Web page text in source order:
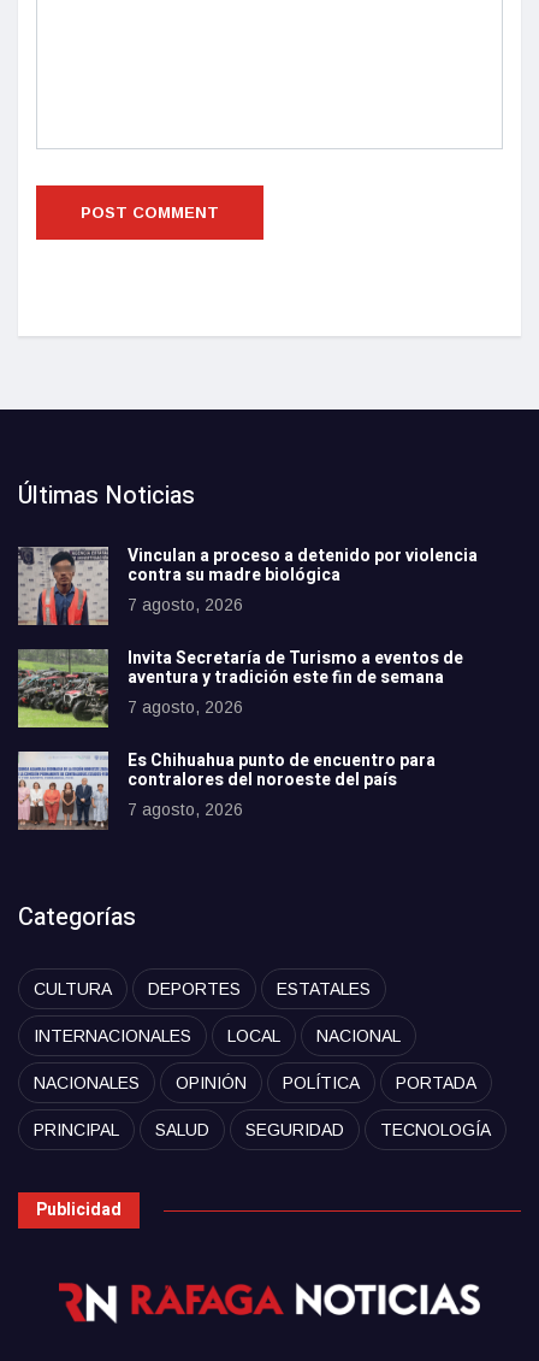
Últimas Noticias
Vinculan a proceso a detenido por violencia
contra su madre biológica
7 agosto, 2026
Invita Secretaría de Turismo a eventos de
aventura y tradición este fin de semana
7 agosto, 2026
Es Chihuahua punto de encuentro para
contralores del noroeste del país
7 agosto, 2026
Categorías
CULTURA DEPORTES ESTATALES
INTERNACIONALES LOCAL NACIONAL
NACIONALES OPINIÓN POLÍTICA PORTADA
PRINCIPAL SALUD SEGURIDAD TECNOLOGÍA
Publicidad